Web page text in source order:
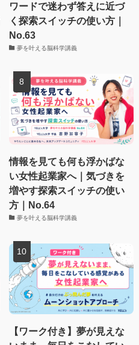
ワードで迷わず答えに近づ
く探索スイッチの使い方｜
No.63
夢を叶える脳科学講義
情報を見ても何も浮かばな
い女性起業家へ｜気づきを
増やす探索スイッチの使い
方｜No.64
夢を叶える脳科学講義
【ワーク付き】夢が見えな